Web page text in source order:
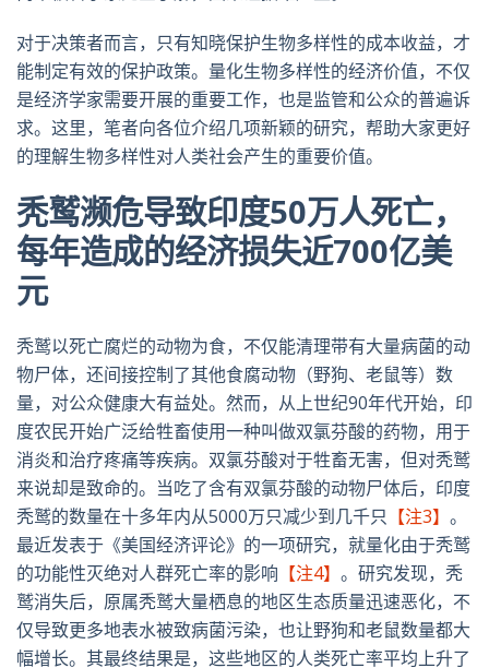
对于决策者而言，只有知晓保护生物多样性的成本收益，才
能制定有效的保护政策。量化生物多样性的经济价值，不仅
是经济学家需要开展的重要工作，也是监管和公众的普遍诉
求。这里，笔者向各位介绍几项新颖的研究，帮助大家更好
的理解生物多样性对人类社会产生的重要价值。
秃鹫濒危导致印度50万人死亡，
每年造成的经济损失近700亿美
元
秃鹫以死亡腐烂的动物为食，不仅能清理带有大量病菌的动
物尸体，还间接控制了其他食腐动物（野狗、老鼠等）数
量，对公众健康大有益处。然而，从上世纪90年代开始，印
度农民开始广泛给牲畜使用一种叫做双氯芬酸的药物，用于
消炎和治疗疼痛等疾病。双氯芬酸对于牲畜无害，但对秃鹫
来说却是致命的。当吃了含有双氯芬酸的动物尸体后，印度
秃鹫的数量在十多年内从5000万只减少到几千只 【注3】 。
最近发表于《美国经济评论》的一项研究，就量化由于秃鹫
的功能性灭绝对人群死亡率的影响 【注4】 。研究发现，秃
鹫消失后，原属秃鹫大量栖息的地区生态质量迅速恶化，不
仅导致更多地表水被致病菌污染，也让野狗和老鼠数量都大
幅增长。其最终结果是，这些地区的人类死亡率平均上升了